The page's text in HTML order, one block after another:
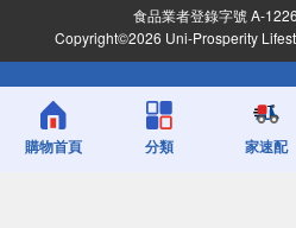
食品業者登錄字號 A-
Copyright©2026 Uni-Prosperity
購物首頁 分類 家速配